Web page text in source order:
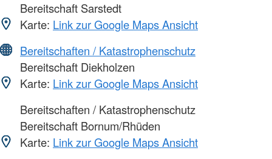
Bereitschaft Sarstedt
Karte: Link zur Google Maps Ansicht
Bereitschaften / Katastrophenschutz
Bereitschaft Diekholzen
Karte: Link zur Google Maps Ansicht
Bereitschaften / Katastrophenschutz
Bereitschaft Bornum/Rhüden
Karte: Link zur Google Maps Ansicht